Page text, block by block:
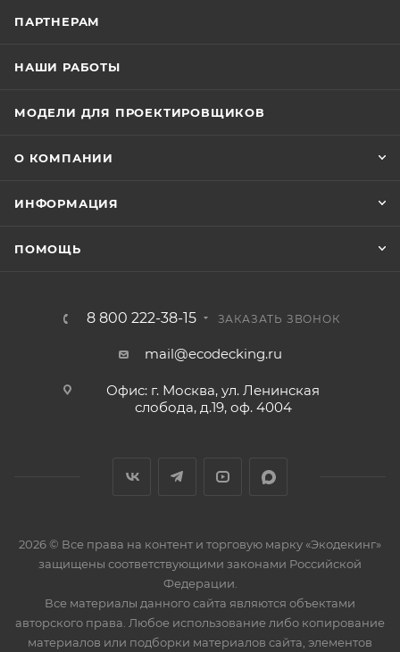
ПАРТНЕРАМ
НАШИ РАБОТЫ
МОДЕЛИ ДЛЯ ПРОЕКТИРОВЩИКОВ
О КОМПАНИИ
ИНФОРМАЦИЯ
ПОМОЩЬ
8 800 222-38-15 ЗАКАЗАТЬ ЗВОНОК
mail@ecodecking.ru
Офис: г. Москва, ул. Ленинская
слобода, д.19, оф. 4004
2026 © Все права на контент и торговую марку «Экодекинг»
защищены соответствующими законами Российской
Федерации.
Все материалы данного сайта являются объектами
авторского права. Любое использование либо копирование
материалов или подборки материалов сайта, элементов